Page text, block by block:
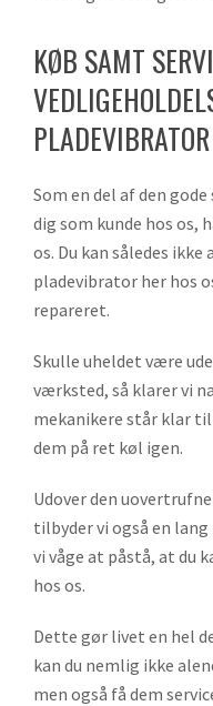
KØB SAMT
PLADEVIBRATOR
Som en del af den
dig som kunde hos os,
os. Du kan således
pladevibrator her hos
repareret.
Skulle uheldet være
værksted, så klarer vi
mekanikere står klar
dem på ret køl igen.
Udover den
tilbyder vi også en
vi våge at påstå, at du
hos os.
Dette gør livet en hel
kan du nemlig ikke
men også få dem